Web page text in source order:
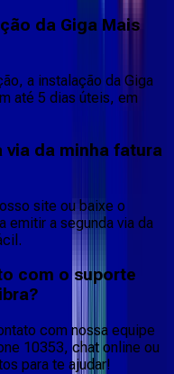
da Giga Mais
a instalação da Giga
até 5 dias úteis, em
via da minha fatura
site ou baixe o
emitir a segunda via da
com o suporte
com nossa equipe
10353, chat online ou
para te ajudar!